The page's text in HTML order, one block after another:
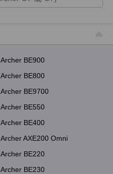
Archer BE900
Archer BE800
Archer BE9700
Archer BE550
Archer BE400
Archer AXE200 Omni
Archer BE220
Archer BE230